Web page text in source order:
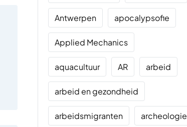
Antwerpen apocalypsofie
Applied Mechanics
aquacultuur AR arbeid
arbeid en gezondheid
arbeidsmigranten archeologie